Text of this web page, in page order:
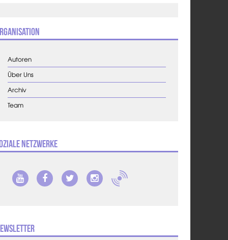
Autoren
Über Uns
Archiv
Team
Netzwerke